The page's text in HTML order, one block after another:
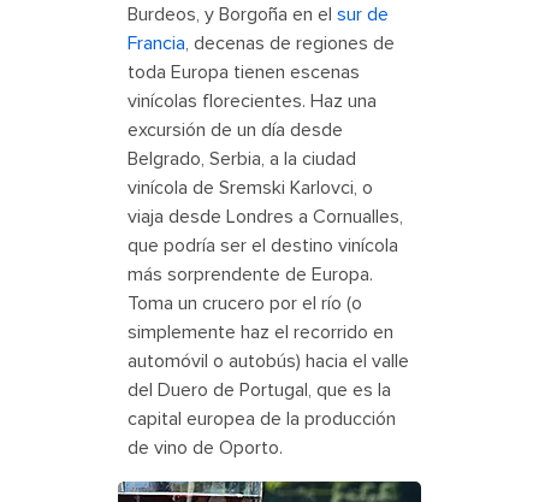
Burdeos, y Borgoña en el sur de
Francia, decenas de regiones de
toda Europa tienen escenas
vinícolas florecientes. Haz una
excursión de un día desde
Belgrado, Serbia, a la ciudad
vinícola de Sremski Karlovci, o
viaja desde Londres a Cornualles,
que podría ser el destino vinícola
más sorprendente de Europa.
Toma un crucero por el río (o
simplemente haz el recorrido en
automóvil o autobús) hacia el valle
del Duero de Portugal, que es la
capital europea de la producción
de vino de Oporto.